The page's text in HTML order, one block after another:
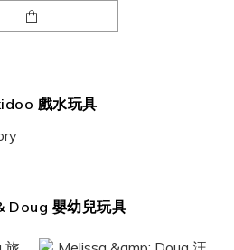
戲水玩具
Doug 嬰幼兒玩具